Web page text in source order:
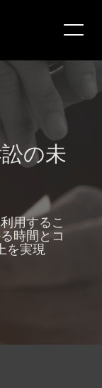
の未
用するこ
時間とコ
を実現